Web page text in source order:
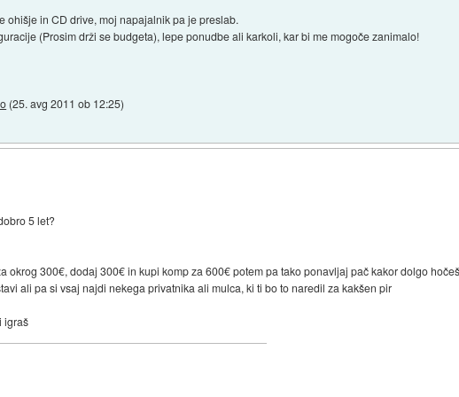
ohišje in CD drive, moj napajalnik pa je preslab.
(Prosim drži se budgeta), lepe ponudbe ali karkoli, kar bi me mogoče zanimalo!
(25. avg 2011 ob 12:25)
5 let?
okrog 300€, dodaj 300€ in kupi komp za 600€ potem pa tako ponavljaj pač kakor dolgo
ali pa si vsaj najdi nekega privatnika ali mulca, ki ti bo to naredil za kakšen pir
igraš